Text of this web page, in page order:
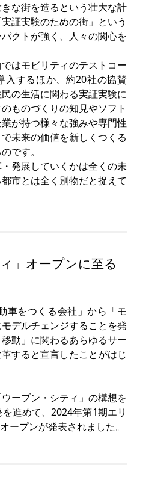
な街を造るという壮大な計
証実験のための街」という
クトが強く、人々の関心を
はモビリティのテストコー
入するほか、約20社の協賛
の生活に関わる実証実験に
ものづくりの知見やソフト
が持つ様々な強みや専門性
未来の価値を新しくつくる
です。
発展していくかは全くの未
市とは全く別物だと捉えて
」オープンに至る
車をつくる会社」から「モ
デルチェンジすることを発
動」に関わるあらゆるサー
すると宣言したことがはじ
ーブン・シティ」の構想を
進めて、2024年第1期エリ
ープンが発表されました。